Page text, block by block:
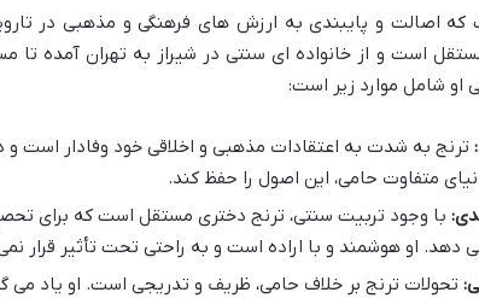
که اصالت و پایبندی به ارزش های فرهنگی و مذهبی در
است و از خانواده ای سنتی در شیراز به تهران آمده تا
او شامل موارد زیر است:
ترنج به شدت به اعتقادات مذهبی و اخلاقی خود وفادار است
متفاوت حامی، این اصول را حفظ کند.
با وجود تربیت سنتی، ترنج دختری مستقل است که برای
او هوشمند و با اراده است و به راحتی تحت تأثیر قرار
تحولات ترنج بر خلاف حامی، ظریف و تدریجی است. او یاد